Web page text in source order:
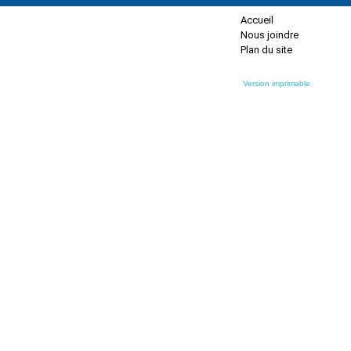
Accueil
Nous joindre
Plan du site
Version imprimable